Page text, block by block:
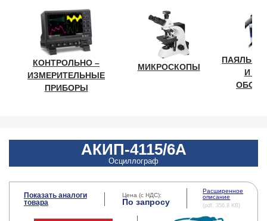
КОНТРОЛЬНО –
ИЗМЕРИТЕЛЬНЫЕ
ПРИБОРЫ
МИКРОСКОПЫ
И
АКИП-4115/6А
Осциллограф
Показать аналоги
товара
Цена (с НДС):
По запросу
Расширенное
описание
(pdf, 356.8 KB)